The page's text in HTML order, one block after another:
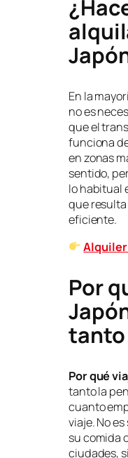
En la
no es
que el
funciona
en zonas
sentido,
lo habitual
que
eficiente.
Alquiler
Por
tanto
Por qué
tanto la
cuanto
viaje. No
su comida
ciudades,